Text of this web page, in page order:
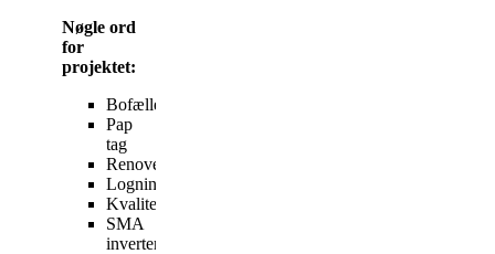
Nøgle ord
for
projektet:
Bofællesskab
Pap
tag
Renovering
Logning
Kvalitetssikring
SMA
invertere